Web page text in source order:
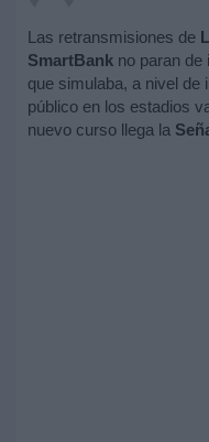
Las retransmisiones de
SmartBank no paran de
que simulaba, a nivel de
público en los estadios
nuevo curso llega la